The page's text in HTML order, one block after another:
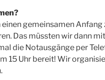
gemeinsamen
Das müssten wir dann
die Notausgänge per
15 Uhr bereit! Wir